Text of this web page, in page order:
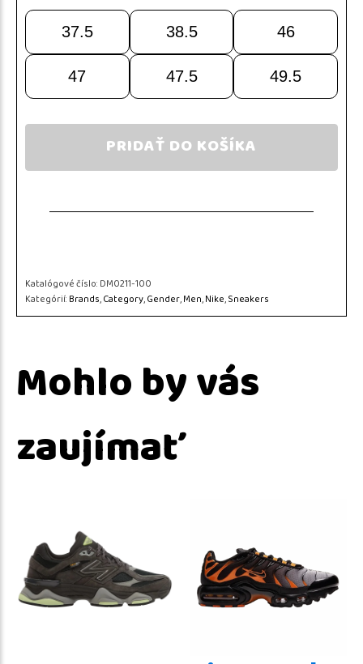
37.5 38.5 46
47 47.5 49.5
PRIDAŤ DO KOŠÍKA
Katalógové číslo:DM0211-100
Kategórií:Brands,Category,Gender,Men,Nike,Sneakers
Mohlo by vás
zaujímať